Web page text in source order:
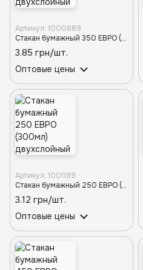
Артикул: 1000889
Стакан бумажный 350 ЕВРО (400мл) двухслойный ЧЕРНЫЙ d-90TP (20шт/640шт)
3.85 грн/шт.
Оптовые цены
Артикул: 1001199
Стакан бумажный 250 ЕВРО (300мл) двухслойный БЕЛЫЙ d-80TP (20шт/880шт)
3.12 грн/шт.
Оптовые цены